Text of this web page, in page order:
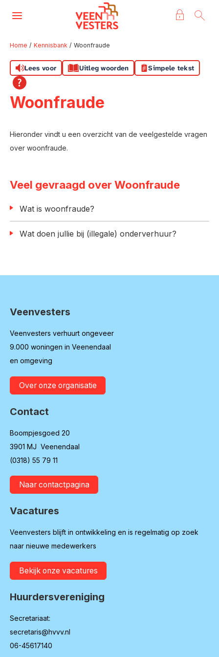
Naar hoofdinhoud
Naar hoofdnavigatiemenu
Naar zoeken
Naar de homepage
Ga naar Hoofd
Home Kennisbank Woonfraude
Lees voor Uitleg woorden Simpele tekst
Woonfraude
Hieronder vindt u een overzicht van de veelgestelde vragen
over woonfraude.
Veel gevraagd over Woonfraude
Wat is woonfraude?
Wat doen jullie bij (illegale) onderverhuur?
Contactinformatie
Veenvesters
Veenvesters verhuurt ongeveer
9.000 woningen in Veenendaal
en omgeving
Over onze organisatie
Contact
Boompjesgoed 20
3901 MJ Veenendaal
(0318) 55 79 11
Naar contactpagina
Vacatures
Veenvesters blijft in ontwikkeling en is regelmatig op zoek
naar nieuwe medewerkers
Bekijk onze vacatures
Huurdersvereniging
Secretariaat:
secretaris@hvvv.nl
06-45617140